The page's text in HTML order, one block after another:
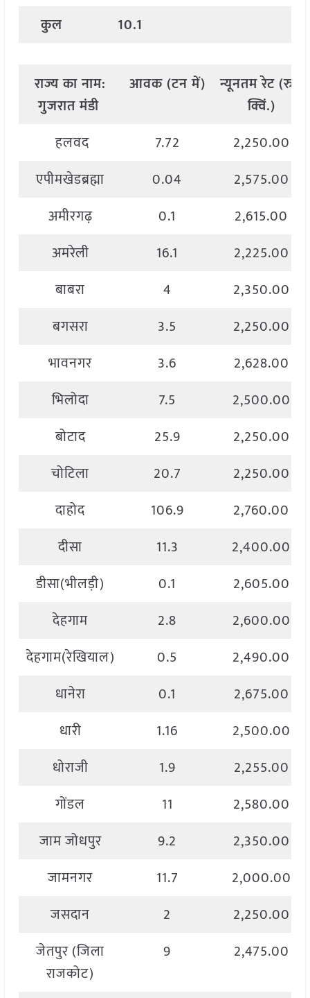
कुल
10.1
राज्यकानाम:
गुजरात मंडी
आवक (टनमें) न्यूनतमरेट (रु
क्विं.)
हलवद
7.72
2,250.00
एपीमखेडब्रह्मा
0.04
2,575.00
अमीरगढ़
0.1
2,615.00
अमरेली
16.1
2,225.00
बाबरा
4
2,350.00
बगसरा
3.5
2,250.00
भावनगर
3.6
2,628.00
भिलोदा
7.5
2,500.00
बोटाद
25.9
2,250.00
चोटिला
20.7
2,250.00
दाहोद
106.9
2,760.00
दीसा
11.3
2,400.00
डीसा(भीलड़ी)
0.1
2,605.00
देहगाम
2.8
2,600.00
देहगाम(रेखियाल)
0.5
2,490.00
धानेरा
0.1
2,675.00
धारी
1.16
2,500.00
धोराजी
1.9
2,255.00
गोंडल
11
2,580.00
जाम जोधपुर
9.2
2,350.00
जामनगर
11.7
2,000.00
जसदान
2
2,250.00
जेतपुर (जिला
राजकोट)
9 2,475.00